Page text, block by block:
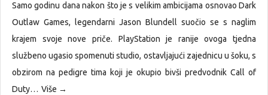
Samo godinu dana nakon što je s velikim ambicijama osnovao Dark
Outlaw Games, legendarni Jason Blundell suočio se s naglim
krajem svoje nove priče. PlayStation je ranije ovoga tjedna
službeno ugasio spomenuti studio, ostavljajući zajednicu u šoku, s
obzirom na pedigre tima koji je okupio bivši predvodnik Call of
Duty… Više →